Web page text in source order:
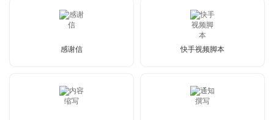
感谢信 快手视频脚本